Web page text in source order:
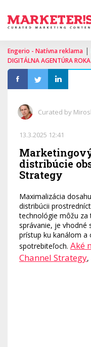
Engerio - Natívna reklama |
DIGITÁLNA AGENTÚRA
Curated by
13.3.2025 12:41
distribúcie
Strategy
Maximalizácia
distribúcii
technológie môžu za
správanie, je vhodné
prístup ku kanálom a
spotrebiteľoch. Aké
Channel Strategy,